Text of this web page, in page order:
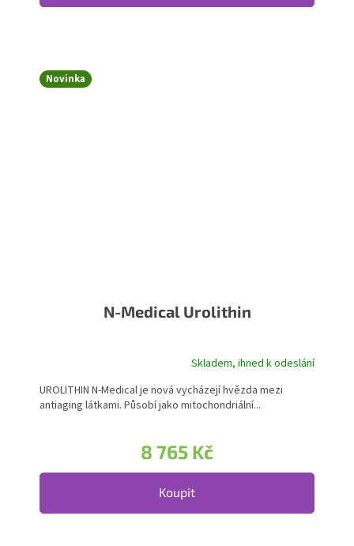
Novinka
N-Medical Urolithin
Skladem, ihned k odeslání
8 765 Kč
Koupit
UROLITHIN N-Medical je nová vycházejí hvězda mezi
antiaging látkami. Působí jako mitochondriální...